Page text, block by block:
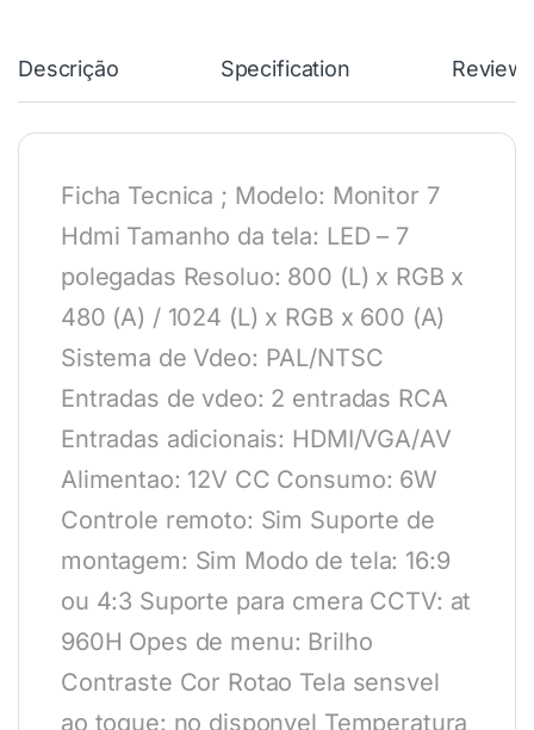
Descrição Specification
Ficha Tecnica ; Modelo: Monitor 7
Hdmi Tamanho da tela: LED – 7
polegadas Resoluo: 800 (L) x RGB x
480 (A) / 1024 (L) x RGB x 600 (A)
Sistema de Vdeo: PAL/NTSC
Entradas de vdeo: 2 entradas RCA
Entradas adicionais: HDMI/VGA/AV
Alimentao: 12V CC Consumo: 6W
Controle remoto: Sim Suporte de
montagem: Sim Modo de tela: 16:9
ou 4:3 Suporte para cmera CCTV: at
960H Opes de menu: Brilho
Contraste Cor Rotao Tela sensvel
ao toque: no disponvel Temperatura